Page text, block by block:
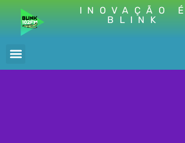
INOVAÇÃO É
BLINK